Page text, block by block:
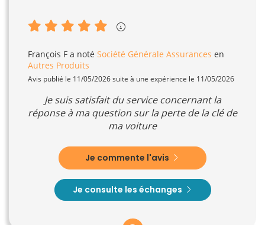
François F a noté Société Générale Assurances en
Autres Produits
Avis publié le 11/05/2026 suite à une expérience le 11/05/2026
Je suis satisfait du service concernant la
réponse à ma question sur la perte de la clé de
ma voiture
Je commente l'avis
Je consulte les échanges